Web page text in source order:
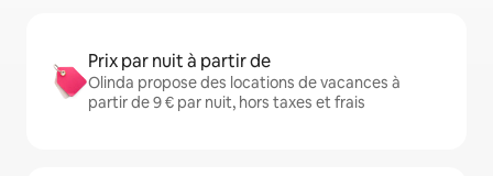
Prix par nuit à partir de
Olinda propose des locations de vacances à
partir de 9 € par nuit, hors taxes et frais